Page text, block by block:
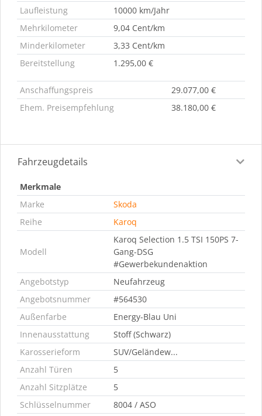
Laufleistung
10000 km/Jahr
Mehrkilometer
9,04 Cent/km
Minderkilometer
3,33 Cent/km
Bereitstellung
1.295,00 €
Anschaffungspreis
29.077,00 €
Ehem. Preisempfehlung
38.180,00 €
Fahrzeugdetails
Merkmale
Marke
Skoda
Reihe
Karoq
Modell
Karoq Selection 1.5 TSI 150PS 7-
Gang-DSG
#Gewerbekundenaktion
Angebotstyp
Neufahrzeug
Angebotsnummer
#564530
Außenfarbe
Energy-Blau Uni
Innenausstattung
Stoff (Schwarz)
Karosserieform
SUV/Geländew...
Anzahl Türen
5
Anzahl Sitzplätze
5
Schlüsselnummer
8004 / ASO